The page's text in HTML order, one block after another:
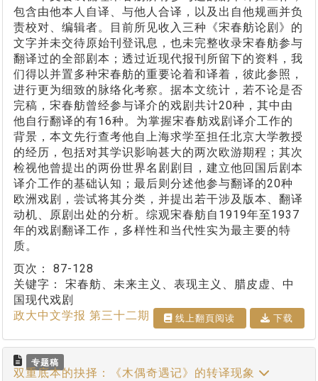
包含由他本人自译、与他人合译，以及出自他规画并负
责校对、编辑者。目前所见收入三种《宋春舫论剧》的
文字并未交待原始刊登讯息，也未完整收录宋春舫参与
翻译过的全部剧本；透过近现代报刊所留下的资料，我
们得以并置多种宋春舫的重要论着和译着，彼此参照，
进行更为细致的脉络化考察。据本文统计，若不论是否
完稿，宋春舫曾经参与译介的戏剧共计20种，其中由
他自行翻译的有16种。为掌握宋春舫戏剧译介工作的
背景，本文先行查考他自上海求学至担任北京大学教授
的经历，包括对其学识影响甚大的两次欧游期程；其次
检视他曾提出的两份世界名剧剧目，建立他回国后剧本
译介工作的基础认知；最后则分述他参与翻译的20种
欧洲戏剧，尝试将其分类，并提出若干涉及版本、翻译
动机、原剧出处的分析。综观宋春舫自1919年至1937
年的戏剧翻译工作，多样性和当代性实为最主要的特
质。
页次： 87-128
关键字： 宋春舫、未来主义、表现主义、腊皮虚、中
国现代戏剧
政大中文学报 第三十二期
线上翻⾴阅读 下载
专题稿
双重底本的抉择：《木偶奇遇记》的转译现象